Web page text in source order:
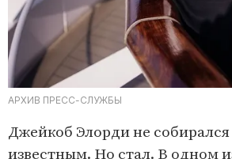
АРХИВ ПРЕСС-СЛУЖБЫ
Джейкоб Элорди не собирался
известным. Но стал. В одном